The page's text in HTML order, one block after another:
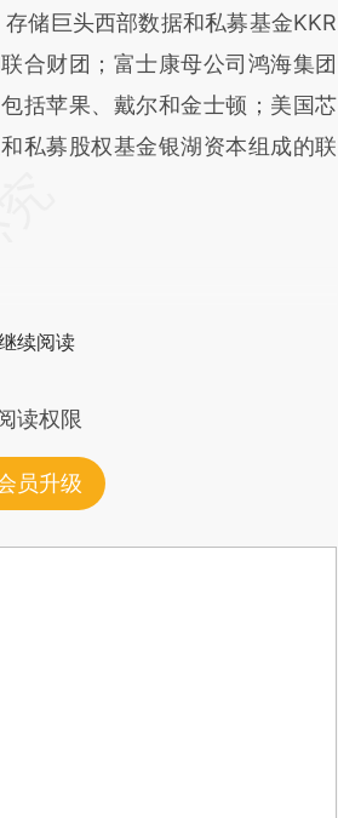
存储巨头西部数据和私募基金KKR
合财团；富士康母公司鸿海集团
括苹果、戴尔和金士顿；美国芯
私募股权基金银湖资本组成的联
续阅读
读权限
员升级